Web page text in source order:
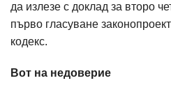
да излезе с доклад за второ
първо гласуване
кодекс.
Вот на недоверие